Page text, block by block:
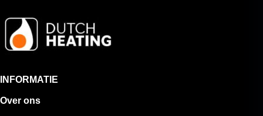
INFORMATIE
Over ons